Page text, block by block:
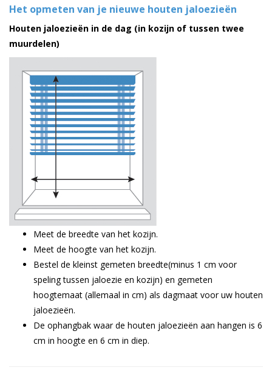
Het opmeten van je nieuwe houten jaloezieën
Houten jaloezieën in de dag (in kozijn of tussen twee
muurdelen)
Meet de breedte van het kozijn.
Meet de hoogte van het kozijn.
Bestel de kleinst gemeten breedte(minus 1 cm voor
speling tussen jaloezie en kozijn) en gemeten
hoogtemaat (allemaal in cm) als dagmaat voor uw houten
jaloezieën.
De ophangbak waar de houten jaloezieën aan hangen is 6
cm in hoogte en 6 cm in diep.